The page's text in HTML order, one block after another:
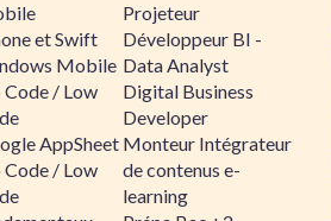
et Swift
Mobile
/ Low
AppSheet
/ Low
Projeteur
Développeur BI -
Data Analyst
Digital Business
Developer
Monteur Intégrateur
de contenus e-
learning